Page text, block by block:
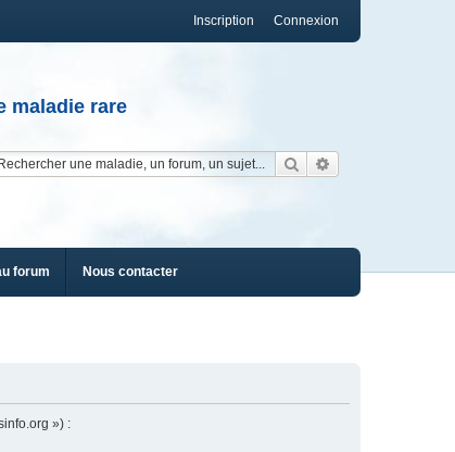
Connexion
Inscription
maladie rare
Rechercher
forum Nous contacter
») :